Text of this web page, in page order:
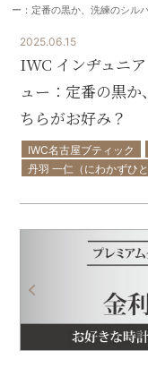
ー：定番の黒か、洗練のシル
2025.06.15
IWC インヂュニ
ュー：定番の黒
ちらがお好み？
IWC名古屋ブティック
丹羽 一仁（にわかずひと